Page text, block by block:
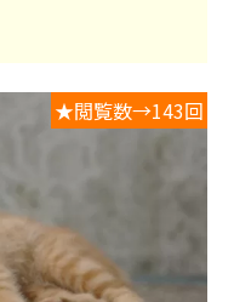
★閲覧数→143回